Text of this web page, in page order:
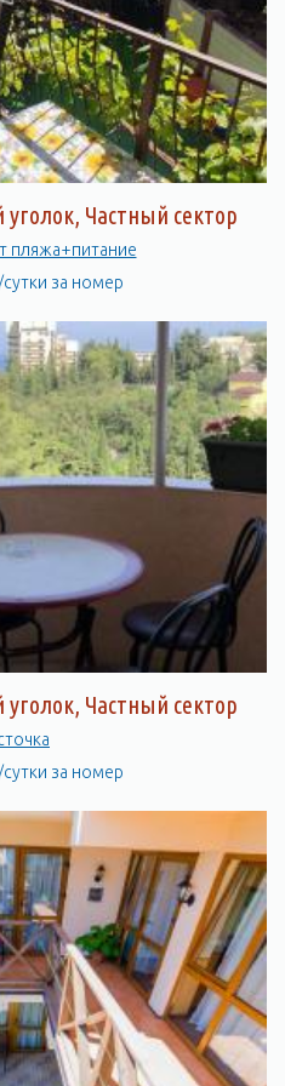
Частный сектор
пляжа+питание
за номер
Частный сектор
за номер